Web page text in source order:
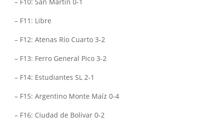
– F10: San Martín 0-1
– F11: Libre
– F12: Atenas Río Cuarto 3-2
– F13: Ferro General Pico 3-2
– F14: Estudiantes SL 2-1
– F15: Argentino Monte Maíz 0-4
– F16: Ciudad de Bolivar 0-2